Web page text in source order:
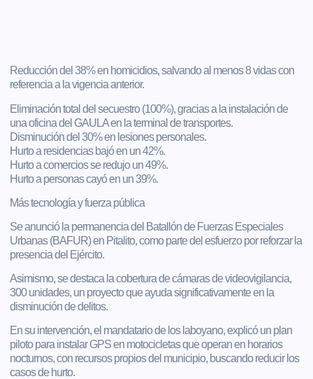
Reducción del 38% en homicidios, salvando al menos 8 vidas con
referencia a la vigencia anterior.
Eliminación total del secuestro (100%), gracias a la instalación de
una oficina del GAULA en la terminal de transportes.
Disminución del 30% en lesiones personales.
Hurto a residencias bajó en un 42%.
Hurto a comercios se redujo un 49%.
Hurto a personas cayó en un 39%.
Más tecnología y fuerza pública
Se anunció la permanencia del Batallón de Fuerzas Especiales
Urbanas (BAFUR) en Pitalito, como parte del esfuerzo por reforzar la
presencia del Ejército.
Asimismo, se destaca la cobertura de cámaras de videovigilancia,
300 unidades, un proyecto que ayuda significativamente en la
disminución de delitos.
En su intervención, el mandatario de los laboyano, explicó un plan
piloto para instalar GPS en motocicletas que operan en horarios
nocturnos, con recursos propios del municipio, buscando reducir los
casos de hurto.